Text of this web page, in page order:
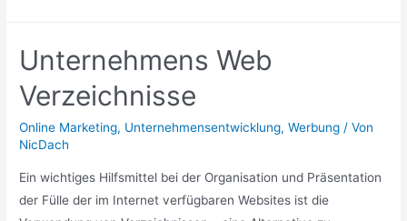
Mail-
Unternehmens Web
Verzeichnisse
Online Marketing, Unternehmensentwicklung,Werbung / Von
NicDach
Ein wichtiges Hilfsmittel bei der Organisation und Präsentation
der Fülle der im Internet verfügbaren Websites ist die